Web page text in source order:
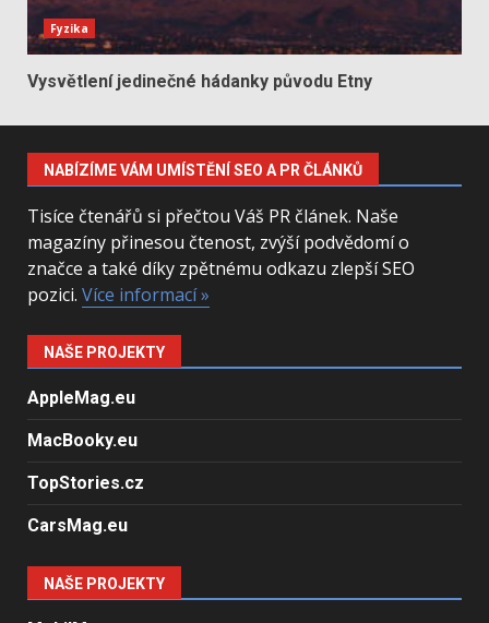
Fyzika
Vysvětlení jedinečné hádanky původu Etny
NABÍZÍME VÁM UMÍSTĚNÍ SEO A PR ČLÁNKŮ
Tisíce čtenářů si přečtou Váš PR článek. Naše
magazíny přinesou čtenost, zvýší podvědomí o
značce a také díky zpětnému odkazu zlepší SEO
pozici. Více informací »
NAŠE PROJEKTY
AppleMag.eu
MacBooky.eu
TopStories.cz
CarsMag.eu
NAŠE PROJEKTY